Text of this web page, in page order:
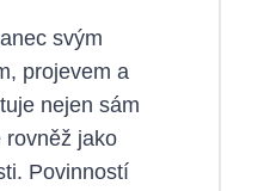
svým
projevem a
nejen sám
rovněž jako
Povinností